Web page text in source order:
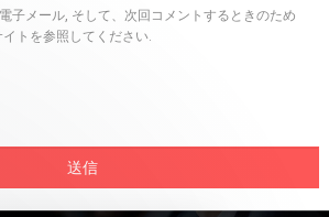
子メール, そして、次回コメントするときのため
トを参照してください.